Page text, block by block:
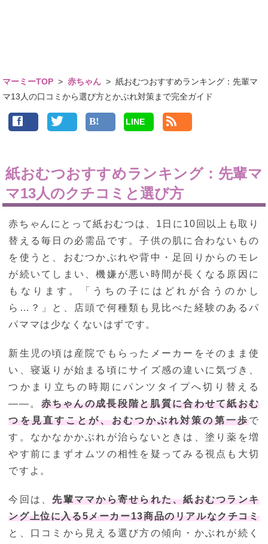
マーミーTOP >赤ちゃん >紙おむつおすすめランキング：先輩マ
マ13人の口コミから選び方とかぶれ対策まで完全ガイド
LINE
紙おむつおすすめランキング：先輩マ
マ13人のクチコミと選び方
赤ちゃんにとって紙おむつは、1日に10回以上も取り
替える毎日の必需品です。子供の肌に合わないもの
を使うと、おむつかぶれや背中・足回りからのモレ
が続いてしまい、機嫌が悪い時間が長くなる原因に
もなります。「うちの子にはどれが合うのかし
ら…？」と、店頭で何種類も見比べた経験のあるパ
パママは少なくないはずです。
新生児の頃は産院でもらったメーカーをそのまま使
い、寝返りが始まる頃にサイズ感の違いに気づき、
つかまり立ちの時期にパンツタイプへ切り替える
――。 赤ちゃんの成長段階と肌質に合わせて紙おむ
つを見直すことが、おむつかぶれ対策の第一歩で
す。なかなかかぶれが治らないときは、塗り薬を増
やす前にまずオムツの相性を疑ってみる視点も大切
ですよ。
今回は、先輩ママから寄せられた、紙おむつランキ
ング上位に入る5メーカー13商品のリアルなクチコミ
と、口コミから見える選び方の傾向・かぶれが続く